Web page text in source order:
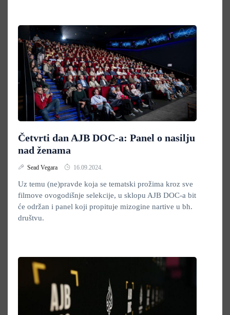
Četvrti dan AJB DOC-a: Panel o nasilju
nad ženama
Sead Vegara 16.09.2024.
Uz temu (ne)pravde koja se tematski prožima kroz sve
filmove ovogodišnje selekcije, u sklopu AJB DOC-a bit
će održan i panel koji propituje mizogine nartive u bh.
društvu.